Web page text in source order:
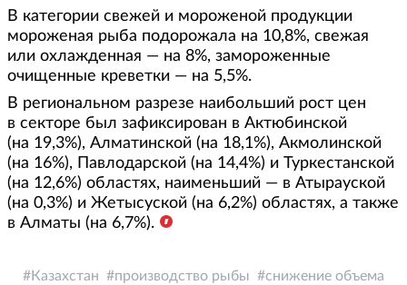
В категории свежей и мороженой продукции
мороженая рыба подорожала на 10,8%, свежая
или охлажденная — на 8%, замороженные
очищенные креветки — на 5,5%.
В региональном разрезе наибольший рост цен
в секторе был зафиксирован в Актюбинской
(на 19,3%), Алматинской (на 18,1%), Акмолинской
(на 16%), Павлодарской (на 14,4%) и Туркестанской
(на 12,6%) областях, наименьший — в Атырауской
(на 0,3%) и Жетысуской (на 6,2%) областях, а также
в Алматы (на 6,7%).
Казахстан производство рыбы снижение объема